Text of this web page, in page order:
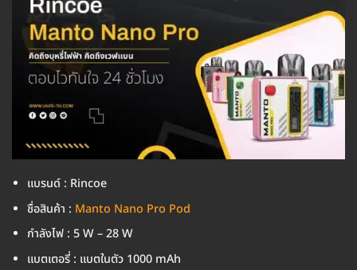
แบรนด์ : Rincoe
ชื่อสินค้า : Manto Nano Pro Pod
กำลังไฟ : 5 W – 28 W
แบตเตอรี่ : แบตในตัว 1000 mAh